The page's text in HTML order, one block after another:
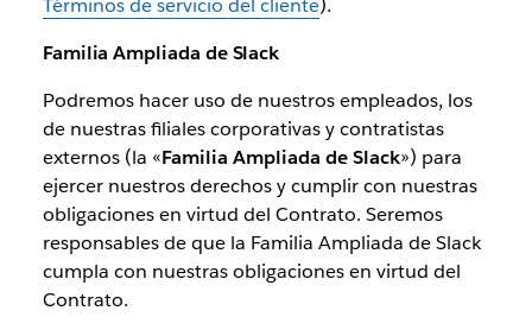
Términos de servicio del cliente).
Familia Ampliada de Slack
Podremos hacer uso de nuestros empleados, los
de nuestras filiales corporativas y contratistas
externos (la «Familia Ampliada de Slack») para
ejercer nuestros derechos y cumplir con nuestras
obligaciones en virtud del Contrato. Seremos
responsables de que la Familia Ampliada de Slack
cumpla con nuestras obligaciones en virtud del
Contrato.